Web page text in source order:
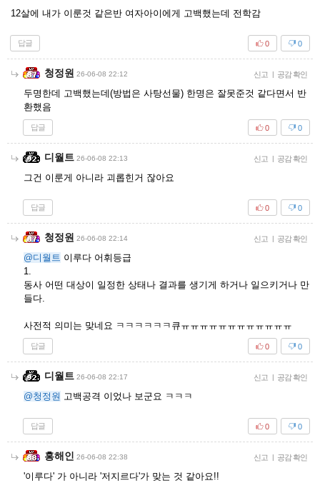
12살에 내가 이룬것 같은반 여자아이에게 고백했는데 전학감
답글 0
0
청정원 26-06-08 22:12 신고 | 공감 확인
두명한데 고백했는데(방법은 사탕선물) 한명은 잘못준것 같다면서 반
환했음
답글 0
0
디월트 26-06-08 22:13 신고 | 공감 확인
그건 이룬게 아니라 괴롭힌거 잖아요
답글 0
0
청정원 26-06-08 22:14 신고 | 공감 확인
@디월트 이루다 어휘등급
1.
동사 어떤 대상이 일정한 상태나 결과를 생기게 하거나 일으키거나 만
들다.
사전적 의미는 맞네요 ㅋㅋㅋㅋㅋㅋ큐ㅠㅠㅠㅠㅠㅠㅠㅠㅠㅠㅠㅠ
답글 0
0
디월트 26-06-08 22:17 신고 | 공감 확인
@청정원 고백공격 이었나 보군요 ㅋㅋㅋ
답글 0
0
홍해인 26-06-08 22:38 신고 | 공감 확인
'이루다' 가 아니라 '저지르다'가 맞는 것 같아요!!